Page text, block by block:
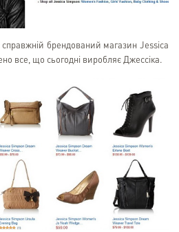
брендований магазин Jessica
все, що сьогодні виробляє Джессіка.